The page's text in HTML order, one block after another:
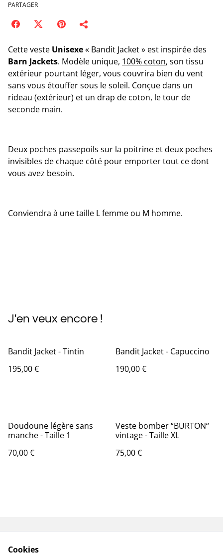
PARTAGER
Cette veste Unisexe« Bandit Jacket » est inspirée des
Barn Jackets. Modèle unique, 100% coton, son tissu
extérieur pourtant léger, vous couvrira bien du vent
sans vous étouffer sous le soleil. Conçue dans un
rideau (extérieur) et un drap de coton, le tour de
seconde main.
Deux poches passepoils sur la poitrine et deux poches
invisibles de chaque côté pour emporter tout ce dont
vous avez besoin.
Conviendra à une taille L femme ou M homme.
J'en veux encore !
Bandit Jacket - Tintin
195,00 €
Bandit Jacket - Capuccino
190,00 €
Doudoune légère sans
manche - Taille 1
70,00 €
Veste bomber “BURTON“
vintage - Taille XL
75,00 €
Livraisons & Retours
Cookies